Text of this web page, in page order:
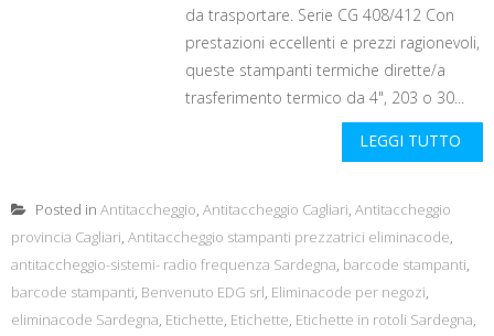
da trasportare. Serie CG 408/412 Con
prestazioni eccellenti e prezzi ragionevoli,
queste stampanti termiche dirette/a
trasferimento termico da 4", 203 o 30...
LEGGI TUTTO
Posted in Antitaccheggio, Antitaccheggio Cagliari, Antitaccheggio
provincia Cagliari, Antitaccheggio stampanti prezzatrici eliminacode,
antitaccheggio-sistemi- radio frequenza Sardegna, barcode stampanti,
barcode stampanti, Benvenuto EDG srl, Eliminacode per negozi,
eliminacode Sardegna, Etichette, Etichette, Etichette in rotoli Sardegna,